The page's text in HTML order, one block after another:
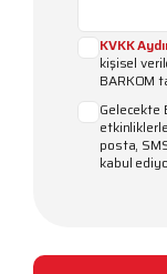
KVKK
kişisel
BARKOM
Gelecekte
posta,
kabul